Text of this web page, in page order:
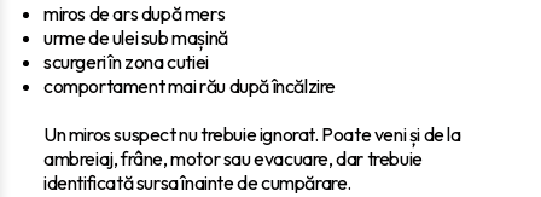
miros de ars după mers
urme de ulei sub mașină
scurgeri în zona cutiei
comportament mai rău după încălzire
Un miros suspect nu trebuie ignorat. Poate veni și de la
ambreiaj, frâne, motor sau evacuare, dar trebuie
identificată sursa înainte de cumpărare.